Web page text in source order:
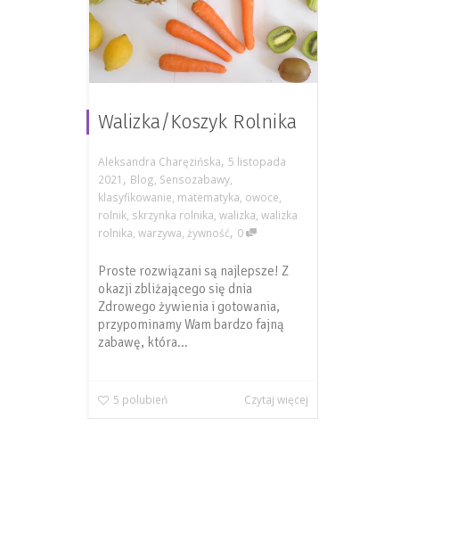
Walizka/Koszyk Rolnika
Aleksandra Charęzińska, 5 listopada
2021 , Blog, Sensozabawy,
klasyfikowanie, matematyka, owoce,
rolnik, skrzynka rolnika, walizka, walizka
rolnika, warzywa, żywność, 0
Proste rozwiązani są najlepsze! Z
okazji zbliżającego się dnia
Zdrowego żywienia i gotowania,
przypominamy Wam bardzo fajną
zabawę, która...
5 polubień Czytaj więcej